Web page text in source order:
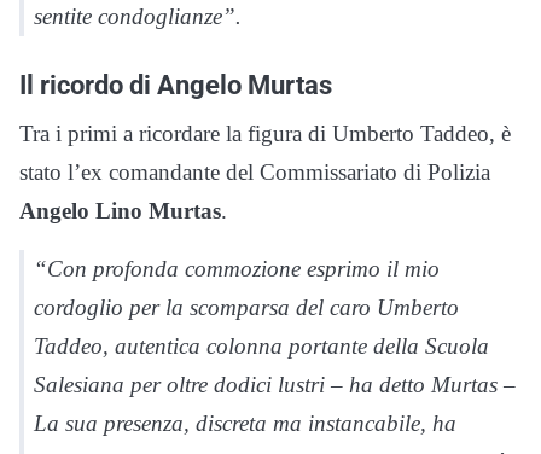
sentite condoglianze”.
Il ricordo di Angelo Murtas
Tra i primi a ricordare la figura di Umberto Taddeo, è
stato l’ex comandante del Commissariato di Polizia
Angelo Lino Murtas.
“Con profonda commozione esprimo il mio
cordoglio per la scomparsa del caro Umberto
Taddeo, autentica colonna portante della Scuola
Salesiana per oltre dodici lustri – ha detto Murtas –
La sua presenza, discreta ma instancabile, ha